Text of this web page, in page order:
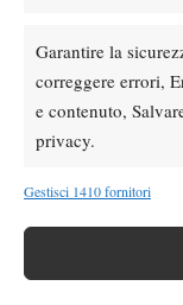
Garantire la
correggere errori,
e contenuto,
privacy.
Gestisci 1410 fornitori